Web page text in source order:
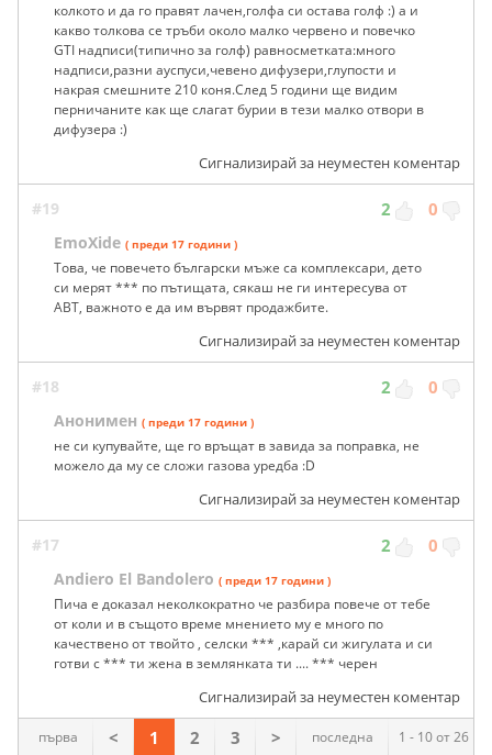
колкото и да го правят лачен,голфа си остава голф :) а и
какво толкова се тръби около малко червено и повечко
GTI надписи(типично за голф) равносметката:много
надписи,разни ауспуси,чевено дифузери,глупости и
накрая смешните 210 коня.След 5 години ще видим
перничаните как ще слагат бурии в тези малко отвори в
дифузера :)
Сигнализирай за неуместен коментар
#19 2 0
EmoXide ( преди 17 години )
Това, че повечето български мъже са комплексари, дето
си мерят *** по пътищата, сякаш не ги интересува от
АВТ, важното е да им вървят продажбите.
Сигнализирай за неуместен коментар
#18 2 0
Анонимен ( преди 17 години )
не си купувайте, ще го връщат в завида за поправка, не
можело да му се сложи газова уредба :D
Сигнализирай за неуместен коментар
#17 2 0
Andiero El Bandolero ( преди 17 години )
Пича е доказал неколкократно че разбира повече от тебе
от коли и в същото време мнението му е много по
качествено от твойто , селски *** ,карай си жигулата и си
готви с *** ти жена в землянката ти .... *** черен
Сигнализирай за неуместен коментар
1 - 10 от 26
първа < 1 2 3 > последна